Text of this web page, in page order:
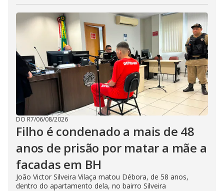
DO R7/06/08/2026
Filho é condenado a mais de 48
anos de prisão por matar a mãe a
facadas em BH
João Victor Silveira Vilaça matou Débora, de 58 anos,
dentro do apartamento dela, no bairro Silveira